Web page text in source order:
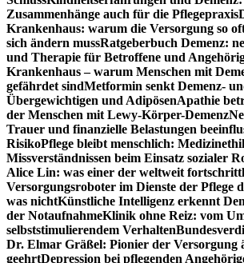
Zusammenhänge auch für die Pflegepraxis
Krankenhaus: warum die Versorgung so
sich ändern mussRatgeberbuch Demenz:
und Therapie für Betroffene und
Krankenhaus – warum Menschen mit
gefährdet sindMetformin senkt Demenz-
Übergewichtigen und AdipösenApathie
der Menschen mit Lewy-Körper-Demenz
Trauer und finanzielle Belastungen
RisikoPflege bleibt menschlich:
Missverständnissen beim Einsatz sozialer
Alice Lin: was einer der weltweit
Versorgungsroboter im Dienste der Pflege
was nichtKünstliche Intelligenz erkennt
der NotaufnahmeKlinik ohne Reiz: vom
selbststimulierendem Verhalten
Dr. Elmar Gräßel: Pionier der Versorgung
geehrtDepression bei pflegenden